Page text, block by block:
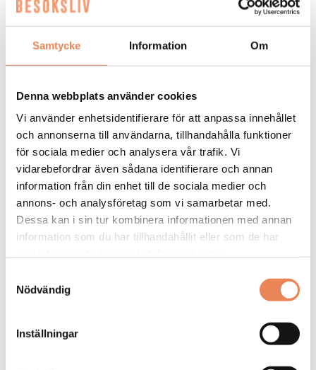
Samtycke Information Om
Denna webbplats använder cookies
Vi använder enhetsidentifierare för att anpassa innehållet
och annonserna till användarna, tillhandahålla funktioner
för sociala medier och analysera vår trafik. Vi
vidarebefordrar även sådana identifierare och annan
information från din enhet till de sociala medier och
annons- och analysföretag som vi samarbetar med.
Dessa kan i sin tur kombinera informationen med annan
information som du har tillhandahållit eller som de har
Nödvändig
Inställningar
Kock
Arbetsgivare: Smådalarö Gård Hotell & Spa
Placeringsort: Dalarö
Sista ansökningsdag: 2026-08-30
LÄS MER